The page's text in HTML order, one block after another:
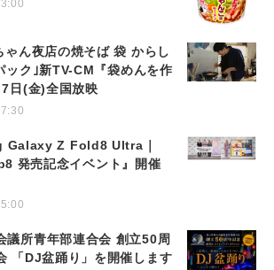
ゃん夜店の焼そば 袋 からし
ック｣新TV-CM『袋めんを作
日(金)全国放映
Galaxy Z Fold8 Ultra｜
発売記念イベント』開催
議所青年部連合会 創立50周
「DJ盆踊り」を開催します